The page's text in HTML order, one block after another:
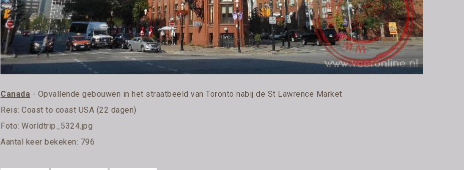
Canada - Opvallende gebouwen in het straatbeeld van Toronto nabij de St Lawrence Market
Reis:Coast to coast USA (22 dagen)
Foto: Worldtrip_5324.jpg
Aantal keer bekeken: 796